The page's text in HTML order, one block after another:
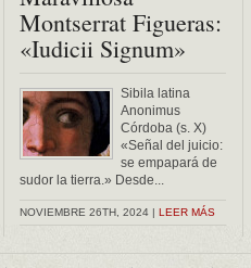
Montserrat Figueras:
«Iudicii Signum»
Sibila latina
Anonimus
Córdoba (s. X)
«Señal del juicio:
se empapará de
sudor la tierra.» Desde...
NOVIEMBRE 26TH, 2024 | LEER MÁS